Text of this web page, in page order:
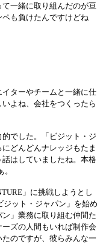
一緒に取り組んだのが亘
も負けたんですけどね
ターやチームと一緒に仕
よね、会社をつくったら
でした。「ビジット・ジ
どんどんナレッジもたま
はしていましたね。本格
」に挑戦しようとし
ジット・ジャパン」を始め
」業務に取り組む仲間た
ズの人間もいれば制作会
のですが、彼らみんな一